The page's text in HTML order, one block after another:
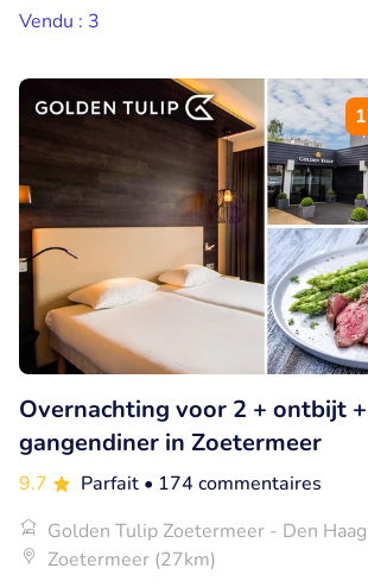
Vendu : 3
Overnachting voor 2 + ontbijt
gangendiner in Zoetermeer
9.7 Parfait • 174 commentaires
Golden Tulip Zoetermeer - Den Haag
Zoetermeer (27km)